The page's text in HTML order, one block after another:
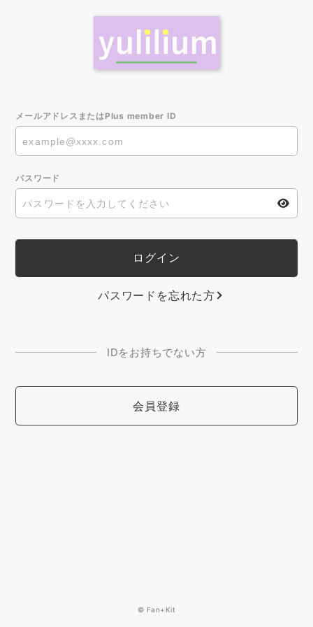
メールアドレスまたはPlus member ID
パスワード
パスワードを忘れた方
IDをお持ちでない方
会員登録
© Fan+Kit